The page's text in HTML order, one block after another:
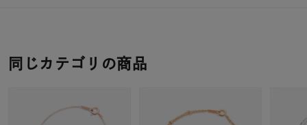
同じカテゴリの商品